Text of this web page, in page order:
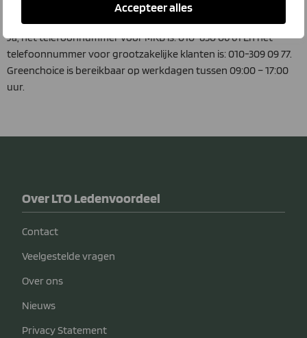
Accepteer alles
Kan ik direct contact opnemen met Greenchoice?
Ja, het telefoonnummer voor MKB is: 010-850 06 61 En het
telefoonnummer voor grootzakelijke klanten is: 010-309 09 77.
Greenchoice is bereikbaar op werkdagen tussen 09:00 – 17:00
uur.
Over LTO Ledenvoordeel
Contact
Veelgestelde vragen
Over ons
Nieuws
Privacy Statement